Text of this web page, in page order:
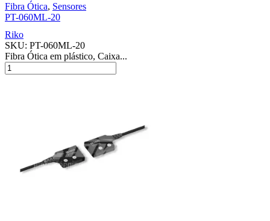
Fibra Ótica, Sensores
PT-060ML-20
Riko
SKU: PT-060ML-20
Fibra Ótica em plástico, Caixa...